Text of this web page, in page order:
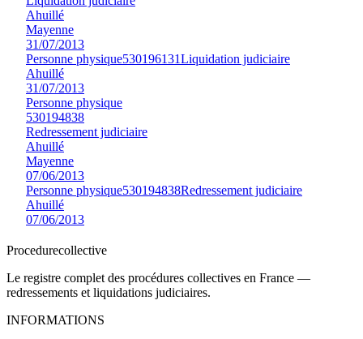
Ahuillé
Mayenne
31/07/2013
Personne physique530196131Liquidation judiciaire
Ahuillé
31/07/2013
Personne physique
530194838
Redressement judiciaire
Ahuillé
Mayenne
07/06/2013
Personne physique530194838Redressement judiciaire
Ahuillé
07/06/2013
Procedurecollective
Le registre complet des procédures collectives en France —
redressements et liquidations judiciaires.
INFORMATIONS